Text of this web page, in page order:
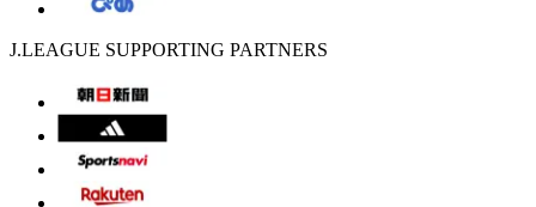
J.LEAGUE SUPPORTING PARTNERS